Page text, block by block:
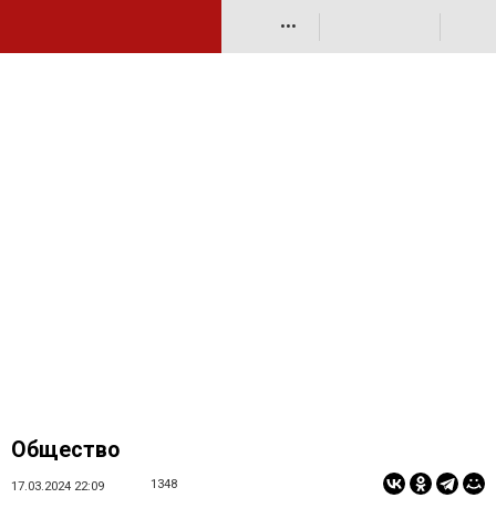
•••
Общество
17.03.2024 22:09 1348